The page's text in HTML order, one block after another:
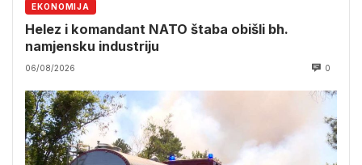
EKONOMIJA
Helez i komandant NATO štaba obišli bh.
namjensku industriju
06/08/2026 0